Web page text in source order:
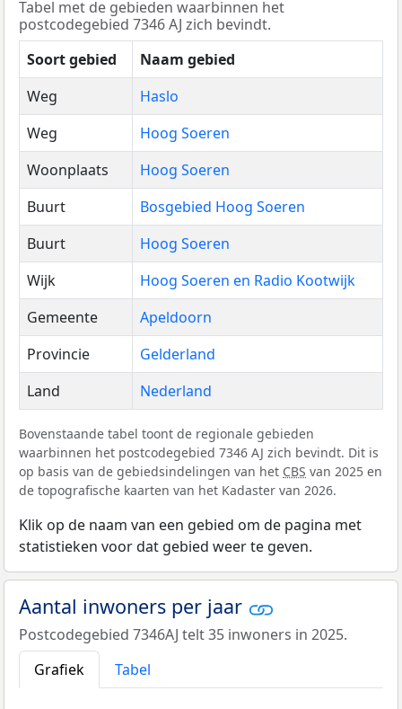
Tabel met de gebieden waarbinnen het
postcodegebied 7346 AJ zich bevindt.
Soort gebied
Naam gebied
Weg
Haslo
Weg
Hoog Soeren
Woonplaats
Hoog Soeren
Buurt
Bosgebied Hoog Soeren
Buurt
Hoog Soeren
Wijk
Hoog Soeren en Radio Kootwijk
Gemeente
Apeldoorn
Provincie
Gelderland
Land
Nederland
Bovenstaande tabel toont de regionale gebieden
waarbinnen het postcodegebied 7346 AJ zich bevindt. Dit is
op basis van de gebiedsindelingen van het CBS van 2025 en
de topografische kaarten van het Kadaster van 2026.
Klik op de naam van een gebied om de pagina met
statistieken voor dat gebied weer te geven.
Aantal inwoners per jaar
Postcodegebied 7346AJ telt 35 inwoners in 2025.
Grafiek
Tabel